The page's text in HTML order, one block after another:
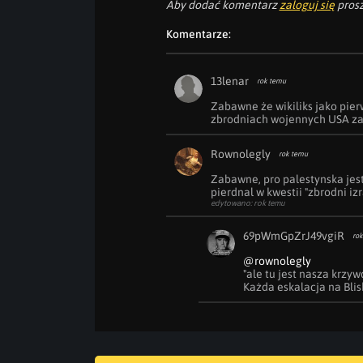
Aby dodać komentarzzaloguj się
Komentarze:
13lenar rok temu
Zabawne że wikiliks jako
zbrodniach wojennych USA
Rownolegly rok temu
Zabawne, pro palestynska
pierdnal w kwestii "zbrodni
edytowano: rok temu
69pWmGpZrJ49vgiR
@rownolegly
"ale tu jest nasza
Każda eskalacja na